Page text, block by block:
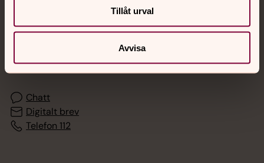
Tillåt urval
Avvisa
Jourhavande präst
Akut samtals- och krisstöd. Prata eller chatta anonymt
med en präst på kvällar och nätter.
Chatt
Digitalt brev
Telefon 112